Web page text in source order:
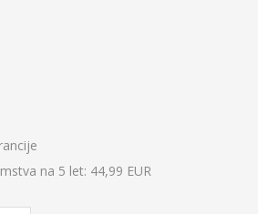
na 5 let: 44,99 EUR